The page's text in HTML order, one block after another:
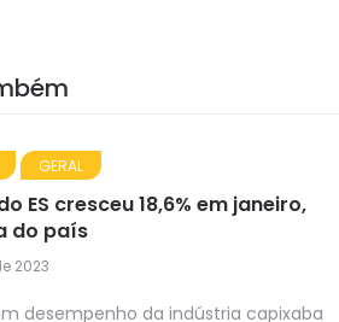
GERAL
ES cresceu 18,6% em janeiro,
do país
2023
desempenho da indústria capixaba